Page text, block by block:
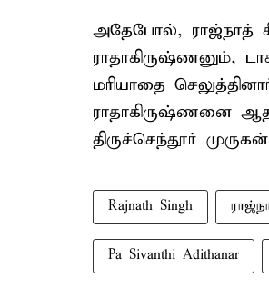
அதேபோல், ராஜ்நாத்
ராதாகிருஷ்ணனும்,
மரியாதை
ராதாகிருஷ்ணனை
திருச்செந்தூர்
Rajnath Singh
Pa Sivanthi Adithanar